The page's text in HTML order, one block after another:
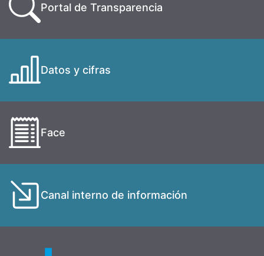
Portal de Transparencia
Datos y cifras
Face
Canal interno de información